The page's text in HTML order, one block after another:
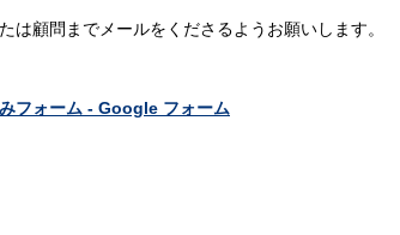
顧問までメールをくださるようお願いします。
フォーム - Google フォーム